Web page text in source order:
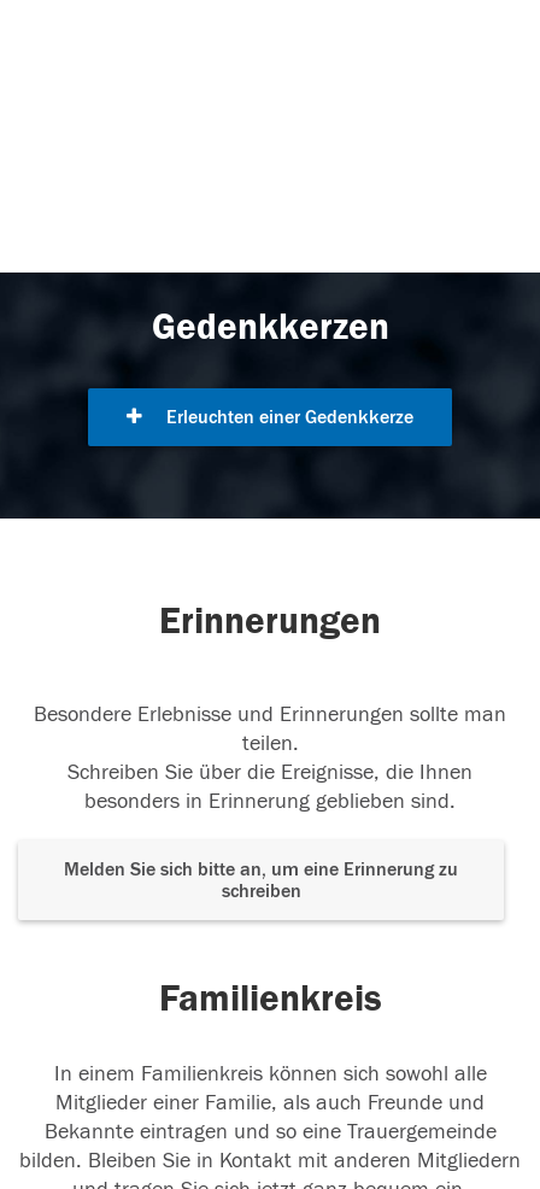
Gedenkkerzen
Erleuchten einer Gedenkkerze
Erinnerungen
Besondere Erlebnisse und Erinnerungen sollte man
teilen.
Schreiben Sie über die Ereignisse, die Ihnen
besonders in Erinnerung geblieben sind.
Melden Sie sich bitte an, um eine Erinnerung zu
schreiben
Familienkreis
In einem Familienkreis können sich sowohl alle
Mitglieder einer Familie, als auch Freunde und
Bekannte eintragen und so eine Trauergemeinde
bilden. Bleiben Sie in Kontakt mit anderen Mitgliedern